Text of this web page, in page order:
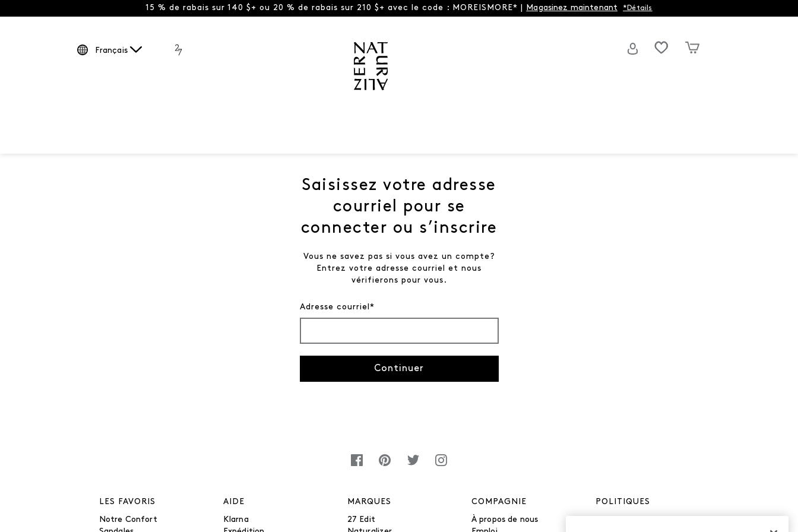
15 % de rabais sur 140 $+ ou 20 % de rabais sur 210 $+ avec le code : MOREISMORE* | Magasinez maintenant *Détails
Français
Saisissez votre adresse
courriel pour se
connecter ou s’inscrire
Vous ne savez pas si vous avez un compte?
Entrez votre adresse courriel et nous
vérifierons pour vous.
Adresse courriel*
Continuer
LES FAVORIS
Notre Confort
AIDE
Klarna
MARQUES
27 Edit
COMPAGNIE
À propos de nous
POLITIQUES